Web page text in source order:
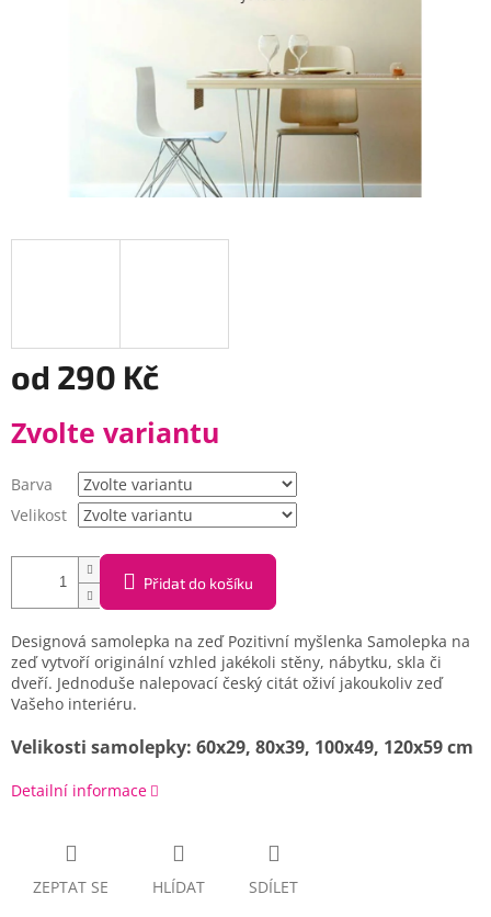
od 290 Kč
cena:
Zvolte variantu
Barva
Velikost
Přidat do košíku
Designová samolepka na zeď Pozitivní myšlenka Samolepka na
zeď vytvoří originální vzhled jakékoli stěny, nábytku, skla či
dveří. Jednoduše nalepovací český citát oživí jakoukoliv zeď
Vašeho interiéru.
Velikosti samolepky: 60x29, 80x39, 100x49, 120x59 cm
Detailní informace
ZEPTAT SE HLÍDAT SDÍLET